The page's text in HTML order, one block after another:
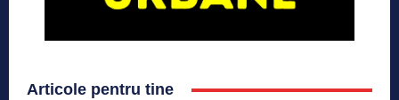
Articole pentru tine